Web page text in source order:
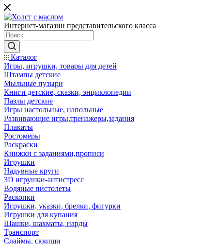
Интернет-магазин представительского класса
Каталог
Игры, игрушки, товары для детей
Штампы детские
Мыльные пузыри
Книги детские, сказки, энциклопедии
Пазлы детские
Игры настольные, напольные
Развивающие игры,тренажеры,задания
Плакаты
Ростомеры
Раскраски
Книжки с заданиями,прописи
Игрушки
Надувные круги
3D игрушки-антистресс
Водяные пистолеты
Раскопки
Игрушки, указки, брелки, фигурки
Игрушки для купания
Шашки, шахматы, нарды
Транспорт
Слаймы, сквиши